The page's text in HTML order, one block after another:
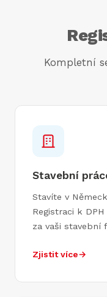
Kompletní
Stavební
Stavíte v
Registraci k
za vaši stavební
Zjistit více→